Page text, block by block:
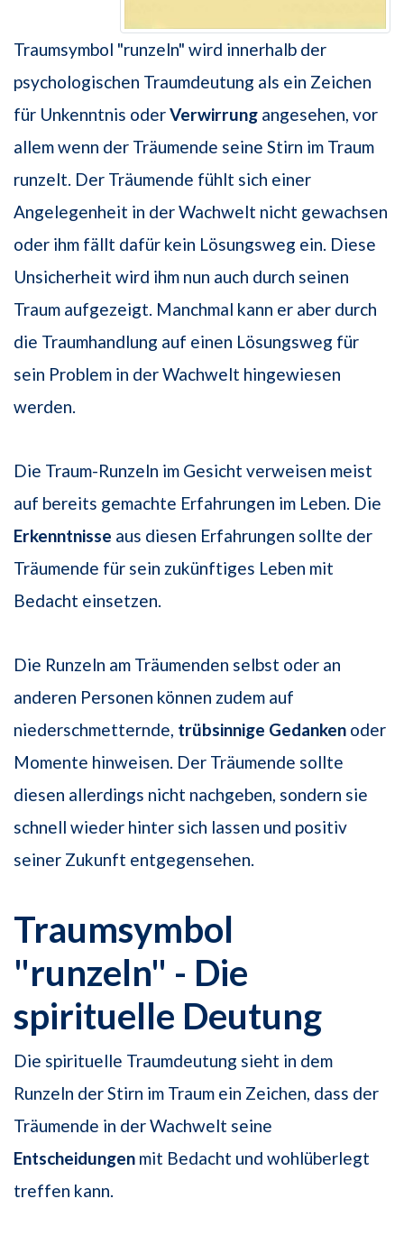
Traumsymbol "runzeln" wird innerhalb der
psychologischen Traumdeutung als ein Zeichen
für Unkenntnis oderVerwirrung angesehen, vor
allem wenn der Träumende seine Stirn im Traum
runzelt. Der Träumende fühlt sich einer
Angelegenheit in der Wachwelt nicht gewachsen
oder ihm fällt dafür kein Lösungsweg ein. Diese
Unsicherheit wird ihm nun auch durch seinen
Traum aufgezeigt. Manchmal kann er aber durch
die Traumhandlung auf einen Lösungsweg für
sein Problem in der Wachwelt hingewiesen
werden.
Die Traum-Runzeln im Gesicht verweisen meist
auf bereits gemachte Erfahrungen im Leben. Die
Erkenntnisse aus diesen Erfahrungen sollte der
Träumende für sein zukünftiges Leben mit
Bedacht einsetzen.
Die Runzeln am Träumenden selbst oder an
anderen Personen können zudem auf
niederschmetternde, trübsinnige Gedanken oder
Momente hinweisen. Der Träumende sollte
diesen allerdings nicht nachgeben, sondern sie
schnell wieder hinter sich lassen und positiv
seiner Zukunft entgegensehen.
Traumsymbol
"runzeln" - Die
spirituelle Deutung
Die spirituelle Traumdeutung sieht in dem
Runzeln der Stirn im Traum ein Zeichen, dass der
Träumende in der Wachwelt seine
Entscheidungen mit Bedacht und wohlüberlegt
treffen kann.